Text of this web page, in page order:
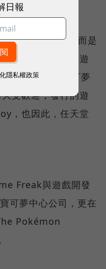
天堂的子公司，而是
「本傳」系列的遊
Freak發表了寶可夢
受歡迎，發行的遊
，也因此，任天堂
Freak與遊戲開發
可夢中心公司，更在
Pokémon
日報
隱私權政策